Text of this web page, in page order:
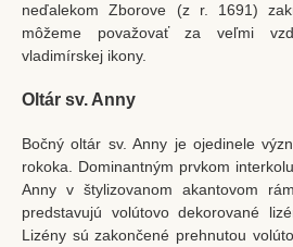
neďalekom Zborove (z r. 1691)
môžeme považovať za veľmi
vladimírskej ikony.
Oltár sv. Anny
Bočný oltár sv. Anny je ojedinele
rokoka. Dominantným prvkom
Anny v štylizovanom akantovom
predstavujú volútovo dekorované
Lizény sú zakončené prehnutou